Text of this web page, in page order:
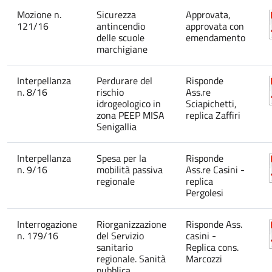
Mozione n.
121/16
Sicurezza
antincendio
delle scuole
marchigiane
Approvata,
approvata con
emendamento
Interpellanza
n. 8/16
Perdurare del
rischio
idrogeologico in
zona PEEP MISA
Senigallia
Risponde
Ass.re
Sciapichetti,
replica Zaffiri
Interpellanza
n. 9/16
Spesa per la
mobilità passiva
regionale
Risponde
Ass.re Casini -
replica
Pergolesi
Interrogazione
n. 179/16
Riorganizzazione
del Servizio
sanitario
regionale. Sanità
Risponde Ass.
casini -
Replica cons.
Marcozzi